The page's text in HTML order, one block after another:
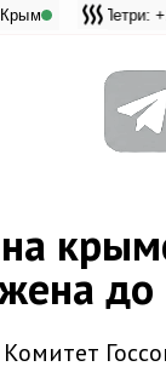
Ай-Петри: +17.7°C
Крым